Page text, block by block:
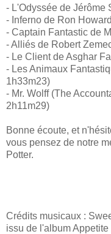
- L'Odyssée de Jérôme
- Inferno de Ron
- Captain Fantastic de
- Alliés de Robert
- Le Client de Asghar
- Les Animaux
1h33m23)
- Mr. Wolff (The
2h11m29)
Bonne écoute, et
vous pensez de notre
Potter.
Crédits musicaux :
issu de l'album